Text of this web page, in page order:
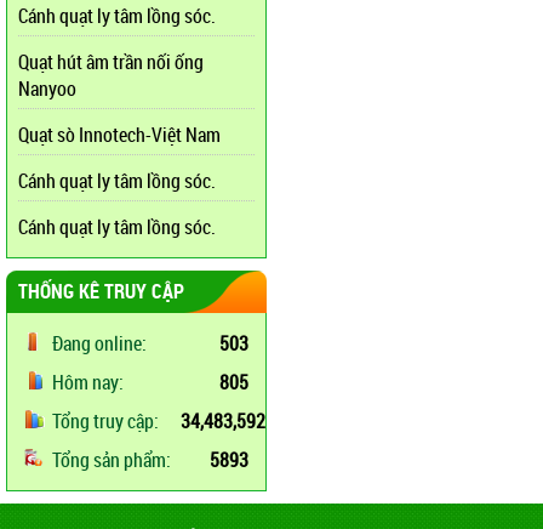
Cánh quạt ly tâm lồng sóc.
Quạt hút âm trần nối ống
Nanyoo
Quạt sò Innotech-Việt Nam
Cánh quạt ly tâm lồng sóc.
Cánh quạt ly tâm lồng sóc.
THỐNG KÊ TRUY CẬP
Đang online:
503
Hôm nay:
805
Tổng truy cập:
34,483,592
Tổng sản phẩm:
5893